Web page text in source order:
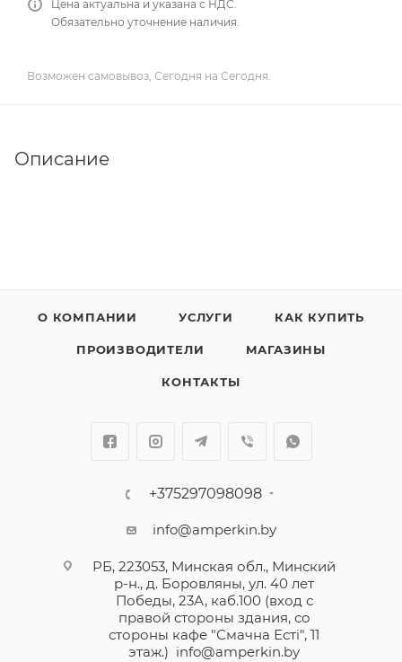
Цена актуальна и указана с НДС.
Обязательно уточнение наличия.
Возможен самовывоз, Сегодня на Сегодня.
Описание
О КОМПАНИИ УСЛУГИ КАК КУПИТЬ
ПРОИЗВОДИТЕЛИ МАГАЗИНЫ
КОНТАКТЫ
+375297098098
info@amperkin.by
РБ, 223053, Минская обл., Минский
р-н., д. Боровляны, ул. 40 лет
Победы, 23А, каб.100 (вход с
правой стороны здания, со
стороны кафе "Смачна Естi", 11
этаж.) info@amperkin.by